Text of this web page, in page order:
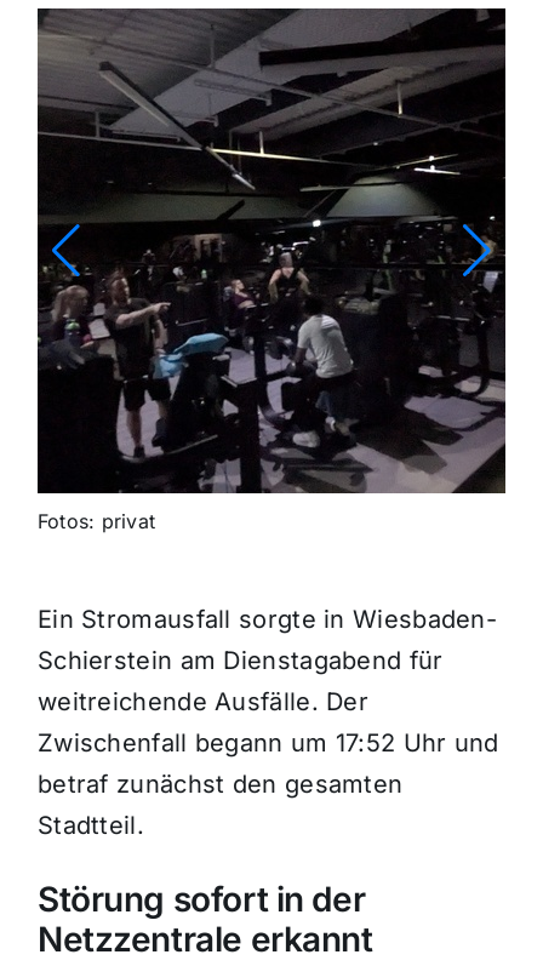
Fotos: privat
Ein Stromausfall sorgte in Wiesbaden-
Schierstein am Dienstagabend für
weitreichende Ausfälle. Der
Zwischenfall begann um 17:52 Uhr und
betraf zunächst den gesamten
Stadtteil.
Störung sofort in der
Netzzentrale erkannt